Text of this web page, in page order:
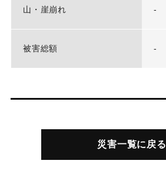
山・崖崩れ -
被害総額 -
災害一覧に戻る